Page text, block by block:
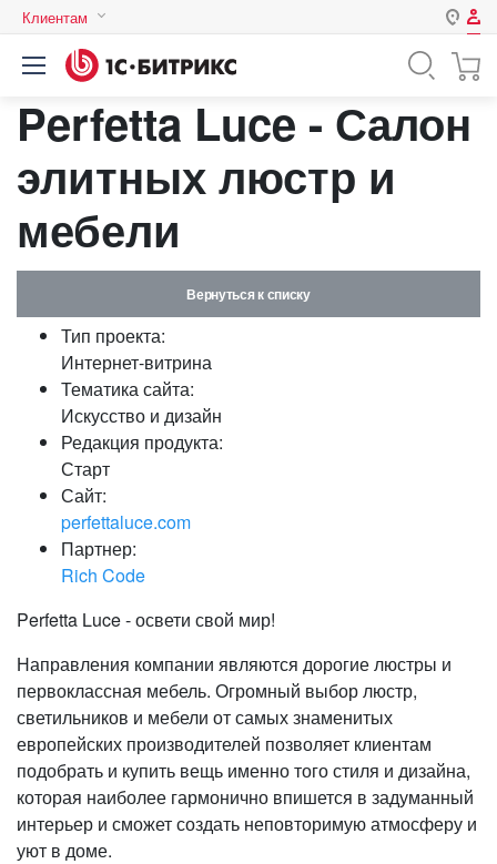
Клиентам
Казахстан
Авторизация
Нет аккаунта? Зарегистрироваться
Логин
Запомнить меня на этом
Забыли свой пароль?
Perfetta Luce - Салон
элитных люстр и
мебели
Вернуться к списку
Тип проекта:
Интернет-витрина
Тематика сайта:
Искусство и дизайн
Редакция продукта:
Старт
Сайт:
perfettaluce.com
Партнер:
Rich Code
Perfetta Luce - освети свой мир!
Направления компании являются дорогие люстры и
первоклассная мебель. Огромный выбор люстр,
светильников и мебели от самых знаменитых
европейских производителей позволяет клиентам
подобрать и купить вещь именно того стиля и дизайна,
которая наиболее гармонично впишется в задуманный
интерьер и сможет создать неповторимую атмосферу и
уют в доме.